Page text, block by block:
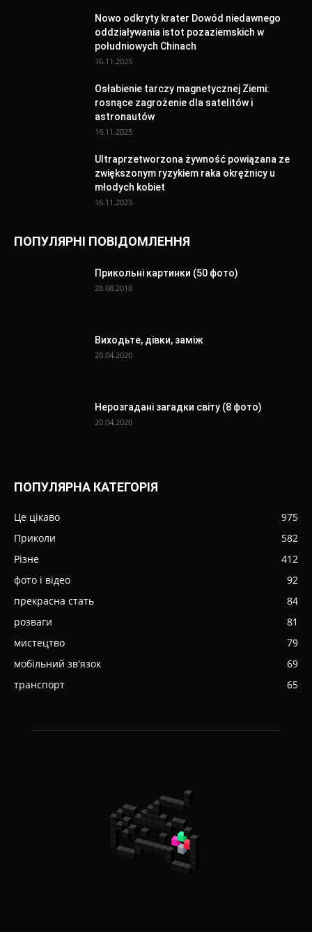
Nowo odkryty krater Dowód niedawnego
oddziaływania istot pozaziemskich w
południowych Chinach
16.11.2025
Osłabienie tarczy magnetycznej Ziemi:
rosnące zagrożenie dla satelitów i
astronautów
16.11.2025
Ultraprzetworzona żywność powiązana ze
zwiększonym ryzykiem raka okrężnicy u
młodych kobiet
16.11.2025
ПОПУЛЯРНІ ПОВІДОМЛЕННЯ
Прикольні картинки (50 фото)
28.08.2018
Виходьте, дівки, заміж
20.04.2020
Нерозгадані загадки світу (8 фото)
20.04.2020
ПОПУЛЯРНА КАТЕГОРІЯ
Це цікаво
975
Приколи
582
Різне
412
фото і відео
92
прекрасна стать
84
розваги
81
мистецтво
79
мобільний зв'язок
69
транспорт
65